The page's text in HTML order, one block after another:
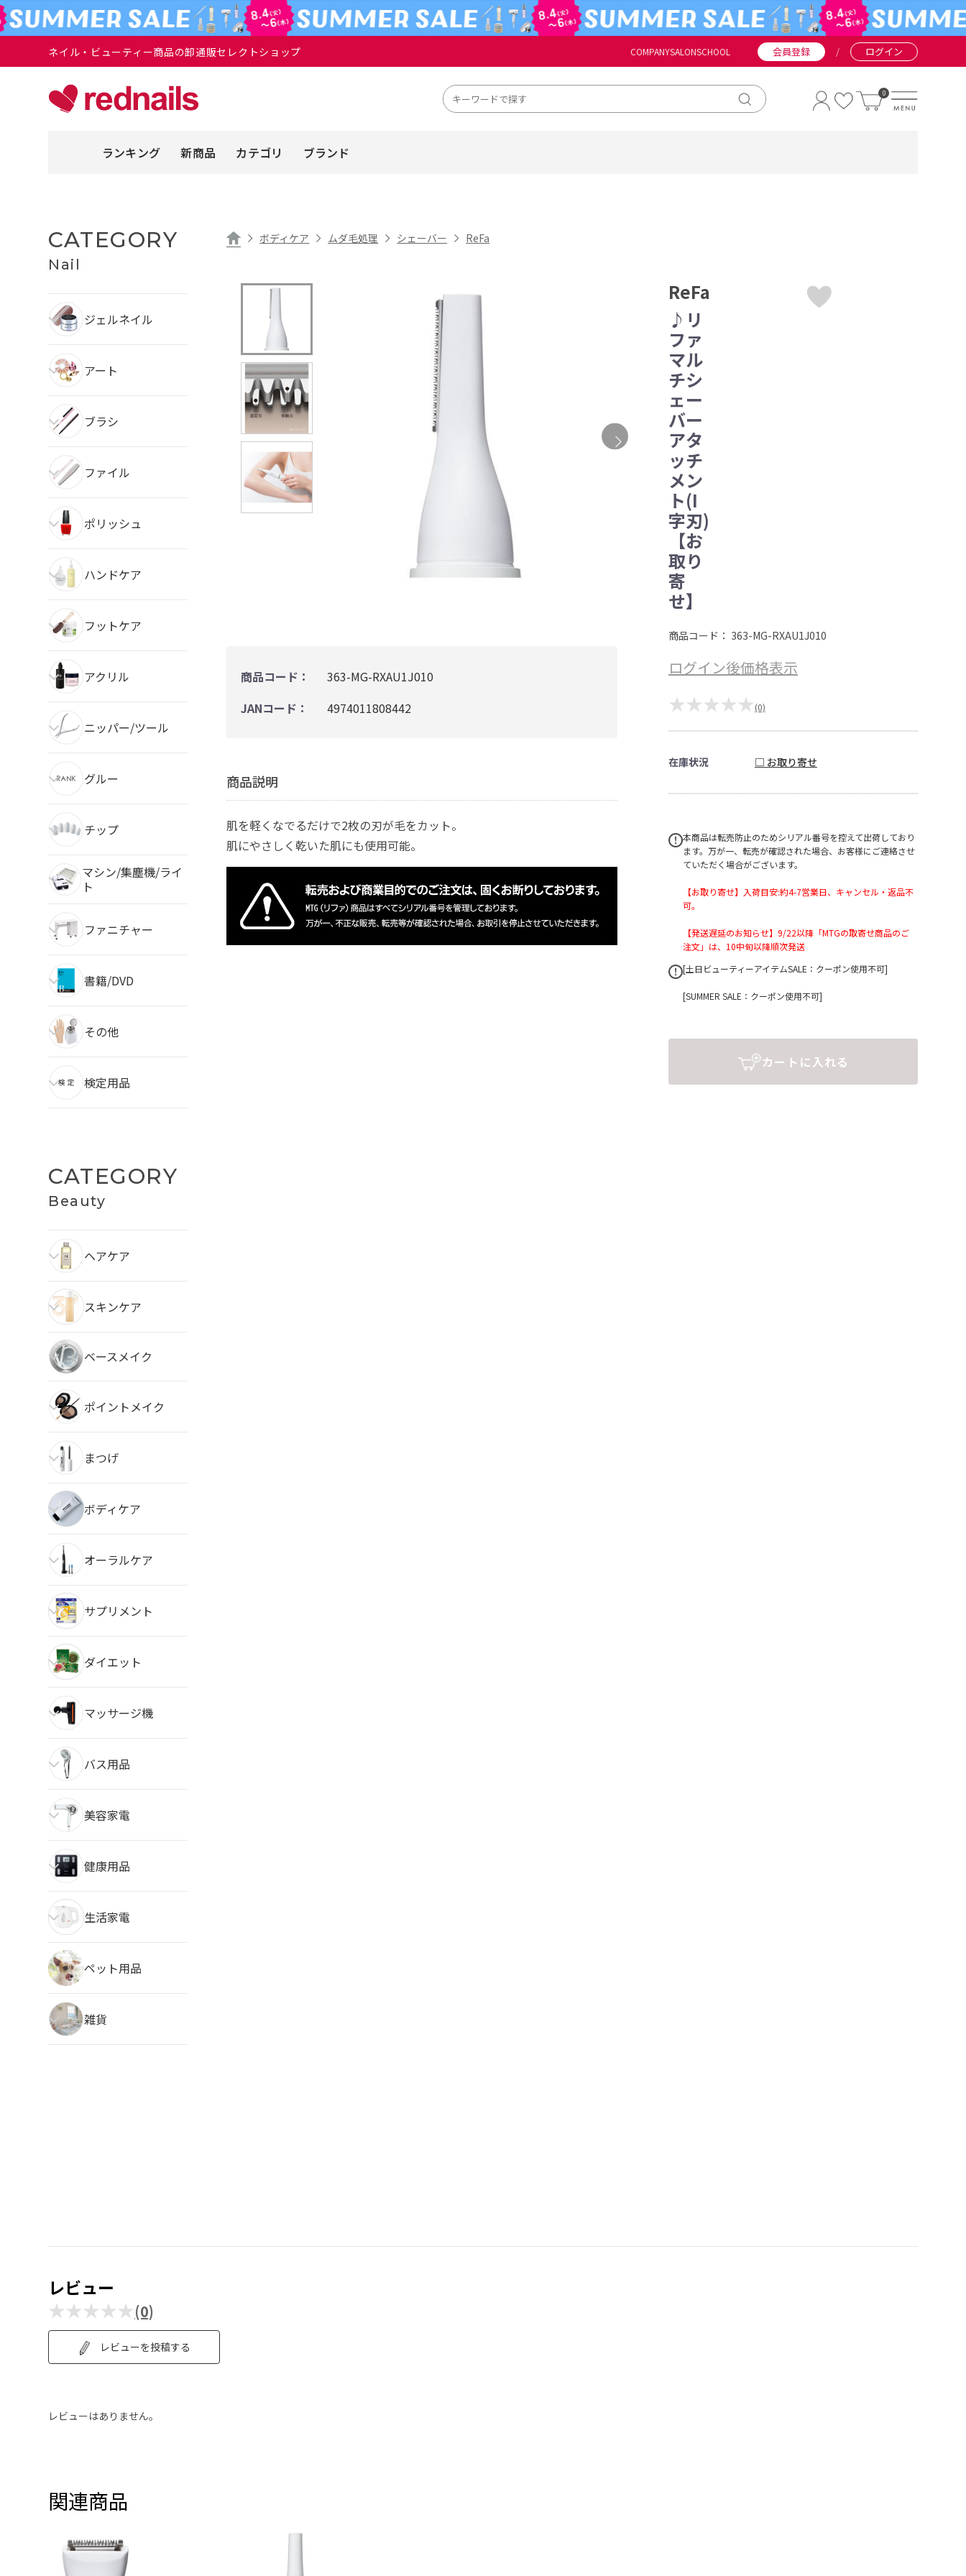
ネイル・ビューティー商品の卸通販セレクトショップ COMPANYSALONSCHOOL 会員登録 / ログイン
0
ランキング 新商品 カテゴリ ブランド
CATEGORY
Nail
ジェルネイル
アート
ブラシ
ファイル
ポリッシュ
ハンドケア
フットケア
アクリル
ニッパー/ツール
グルー
チップ
マシン/集塵機/ライ
ト
ファニチャー
書籍/DVD
その他
検定用品
CATEGORY
Beauty
ヘアケア
スキンケア
ベースメイク
ポイントメイク
まつげ
ボディケア
オーラルケア
サプリメント
ダイエット
マッサージ機
バス用品
美容家電
健康用品
生活家電
ペット用品
雑貨
ボディケア ムダ毛処理 シェーバー ReFa
商品コード：
363-MG-RXAU1J010
JANコード：
4974011808442
商品説明
肌を軽くなでるだけで2枚の刃が毛をカット。
肌にやさしく乾いた肌にも使用可能。
ReFa
♪リ
ファ
マル
チシ
ェー
バー
アタ
ッチ
メン
ト(I
字刃)
【お
取り
寄
せ】
商品コード： 363-MG-RXAU1J010
ログイン後価格表示
★★★★★ (0)
在庫状況 □ お取り寄せ
本商品は転売防止のためシリアル番号を控えて出荷しており
ます。万が一、転売が確認された場合、お客様にご連絡させ
ていただく場合がございます。
【お取り寄せ】入荷目安:約4-7営業日、キャンセル・返品不
可。
【発送遅延のお知らせ】9/22以降「MTGの取寄せ商品のご
注文」は、10中旬以降順次発送
[土日ビューティーアイテムSALE：クーポン使用不可]
[SUMMER SALE：クーポン使用不可]
カートに入れる
レビュー
★★★★★(0)
レビューを投稿する
レビューはありません。
関連商品